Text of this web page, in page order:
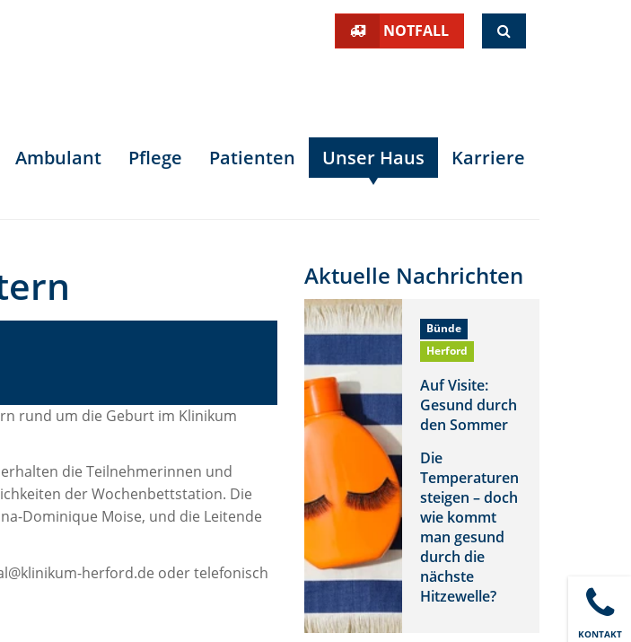
NOTFALL
Ambulant Pflege Patienten Unser Haus Karriere
KONTAKT
rund um die Geburt im Klinikum
die Teilnehmerinnen und
der Wochenbettstation. Die
Dominique Moise, und die Leitende
herford.de oder telefonisch
Aktuelle Nachrichten
Bünde
Herford
Auf Visite:
Gesund durch
den Sommer
Die
Temperaturen
steigen – doch
wie kommt
man gesund
durch die
nächste
Hitzewelle?